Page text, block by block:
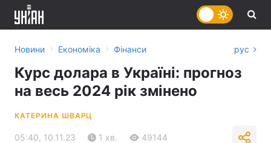
Новини › Економіка › Фінанси рус
Курс долара в Україні: прогноз
на весь 2024 рік змінено
КАТЕРИНА ШВАРЦ
05:40, 10.11.23 1 хв. 49144